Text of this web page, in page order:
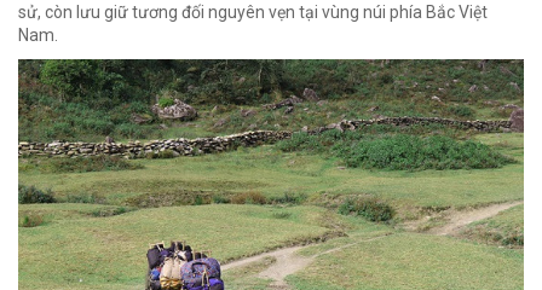
sử, còn lưu giữ tương đối nguyên vẹn tại vùng núi phía Bắc Việt
Nam.